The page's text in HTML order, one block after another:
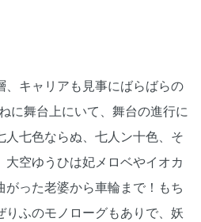
、キャリアも見事にばらばらの
に舞台上にいて、舞台の進行に
七色ならぬ、七人ン十色、そ
空ゆうひは妃メロベやイオカ
った老婆から車輪まで！もち
ふのモノローグもありで、妖